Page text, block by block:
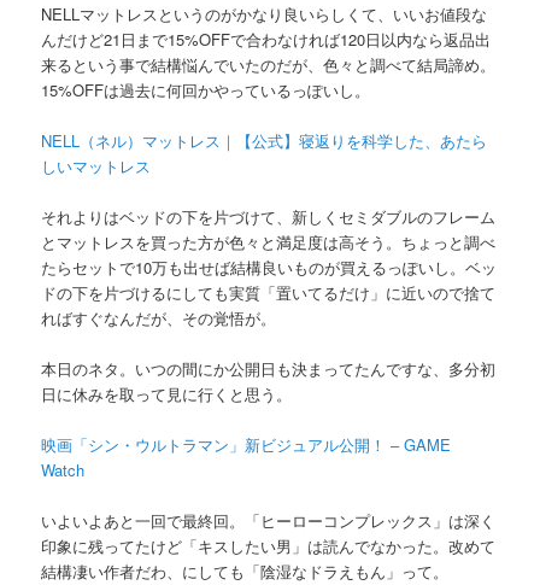
NELLマットレスというのがかなり良いらしくて、いいお値段な
んだけど21日まで15%OFFで合わなければ120日以内なら返品出
来るという事で結構悩んでいたのだが、色々と調べて結局諦め。
15%OFFは過去に何回かやっているっぽいし。
NELL（ネル）マットレス｜【公式】寝返りを科学した、あたら
しいマットレス
それよりはベッドの下を片づけて、新しくセミダブルのフレーム
とマットレスを買った方が色々と満足度は高そう。ちょっと調べ
たらセットで10万も出せば結構良いものが買えるっぽいし。ベッ
ドの下を片づけるにしても実質「置いてるだけ」に近いので捨て
ればすぐなんだが、その覚悟が。
本日のネタ。いつの間にか公開日も決まってたんですな、多分初
日に休みを取って見に行くと思う。
映画「シン・ウルトラマン」新ビジュアル公開！ – GAME
Watch
いよいよあと一回で最終回。「ヒーローコンプレックス」は深く
印象に残ってたけど「キスしたい男」は読んでなかった。改めて
結構凄い作者だわ、にしても「陰湿なドラえもん」って。